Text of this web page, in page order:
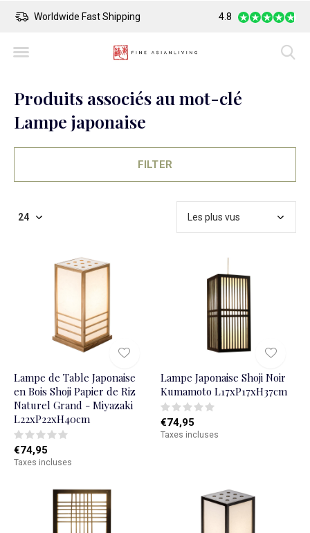
Worldwide Fast Shipping Safe Payment
4.8
Produits associés au mot-clé
Lampe japonaise
FILTER
Lampe de Table Japonaise
en Bois Shoji Papier de Riz
Naturel Grand - Miyazaki
L22xP22xH40cm
€74,95
Taxes incluses
Lampe Japonaise Shoji Noir
Kumamoto L17xP17xH37cm
€74,95
Taxes incluses